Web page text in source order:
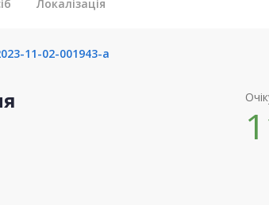
Локалізація
11-02-001943-a